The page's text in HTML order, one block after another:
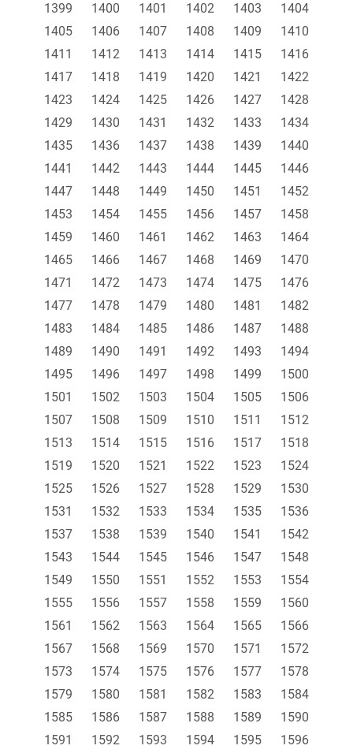
1399
1400 1401 1402 1403
1404
1405
1406 1407 1408 1409
1410
1411
1412 1413 1414 1415
1416
1417
1418 1419 1420 1421
1422
1423
1424 1425 1426 1427
1428
1429
1430 1431 1432 1433
1434
1435
1436 1437 1438 1439
1440
1441
1442 1443 1444 1445
1446
1447
1448 1449 1450 1451
1452
1453
1454 1455 1456 1457
1458
1459
1460 1461 1462 1463
1464
1465
1466 1467 1468 1469
1470
1471
1472 1473 1474 1475
1476
1477
1478 1479 1480 1481
1482
1483
1484 1485 1486 1487
1488
1489
1490 1491 1492 1493
1494
1495
1496 1497 1498 1499
1500
1501
1502 1503 1504 1505
1506
1507
1508 1509 1510 1511
1512
1513
1514 1515 1516 1517
1518
1519
1520 1521 1522 1523
1524
1525
1526 1527 1528 1529
1530
1531
1532 1533 1534 1535
1536
1537
1538 1539 1540 1541
1542
1543
1544 1545 1546 1547
1548
1549
1550 1551 1552 1553
1554
1555
1556 1557 1558 1559
1560
1561
1562 1563 1564 1565
1566
1567
1568 1569 1570 1571
1572
1573
1574 1575 1576 1577
1578
1579
1580 1581 1582 1583
1584
1585
1586 1587 1588 1589
1590
1591
1592 1593 1594 1595
1596